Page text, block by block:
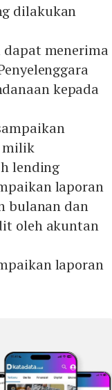
dilakukan
menerima
kepada
milik
lending
laporan
bulanan dan
oleh akuntan
laporan